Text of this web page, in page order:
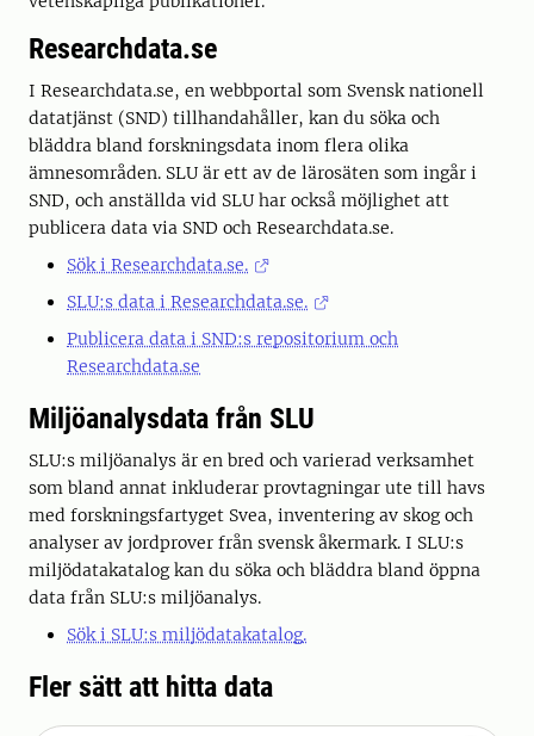
Researchdata.se
I Researchdata.se, en webbportal som Svensk nationell
datatjänst (SND) tillhandahåller, kan du söka och
bläddra bland forskningsdata inom flera olika
ämnesområden. SLU är ett av de lärosäten som ingår i
SND, och anställda vid SLU har också möjlighet att
publicera data via SND och Researchdata.se.
Sök i Researchdata.se.
SLU:s data i Researchdata.se.
Publicera data i SND:s repositorium och
Researchdata.se
Miljöanalysdata från SLU
SLU:s miljöanalys är en bred och varierad verksamhet
som bland annat inkluderar provtagningar ute till havs
med forskningsfartyget Svea, inventering av skog och
analyser av jordprover från svensk åkermark. I SLU:s
miljödatakatalog kan du söka och bläddra bland öppna
data från SLU:s miljöanalys.
Sök i SLU:s miljödatakatalog.
Fler sätt att hitta data